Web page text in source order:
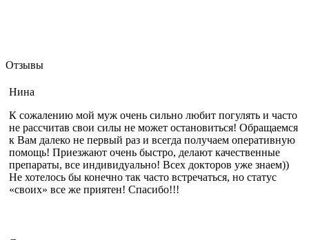
Отзывы
Нина
К сожалению мой муж очень сильно любит погулять и часто
не рассчитав свои силы не может остановиться! Обращаемся
к Вам далеко не первый раз и всегда получаем оперативную
помощь! Приезжают очень быстро, делают качественные
препараты, все индивидуально! Всех докторов уже знаем))
Не хотелось бы конечно так часто встречаться, но статус
«своих» все же приятен! Спасибо!!!